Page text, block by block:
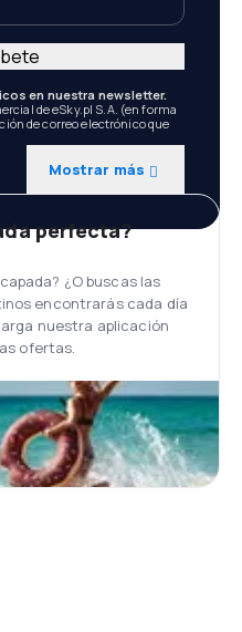
en nuestra newsletter.
de eSky.pl S.A. (en forma
de correo electrónico que
Mostrar más
perfecta?
¿O buscas las
encontrarás cada día
nuestra aplicación
ofertas.